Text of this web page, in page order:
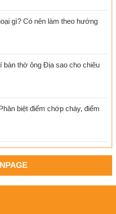
gì? Có nên làm theo hướng
bàn thờ ông Địa sao cho chiêu
biệt điểm chớp cháy, điểm